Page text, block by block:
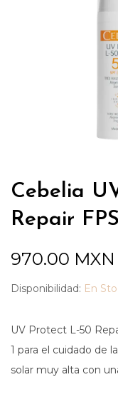
Cebelia
Repair
970.00 MXN
Disponibilidad: En
UV Protect L-50
1 para el cuidado de
solar muy alta con